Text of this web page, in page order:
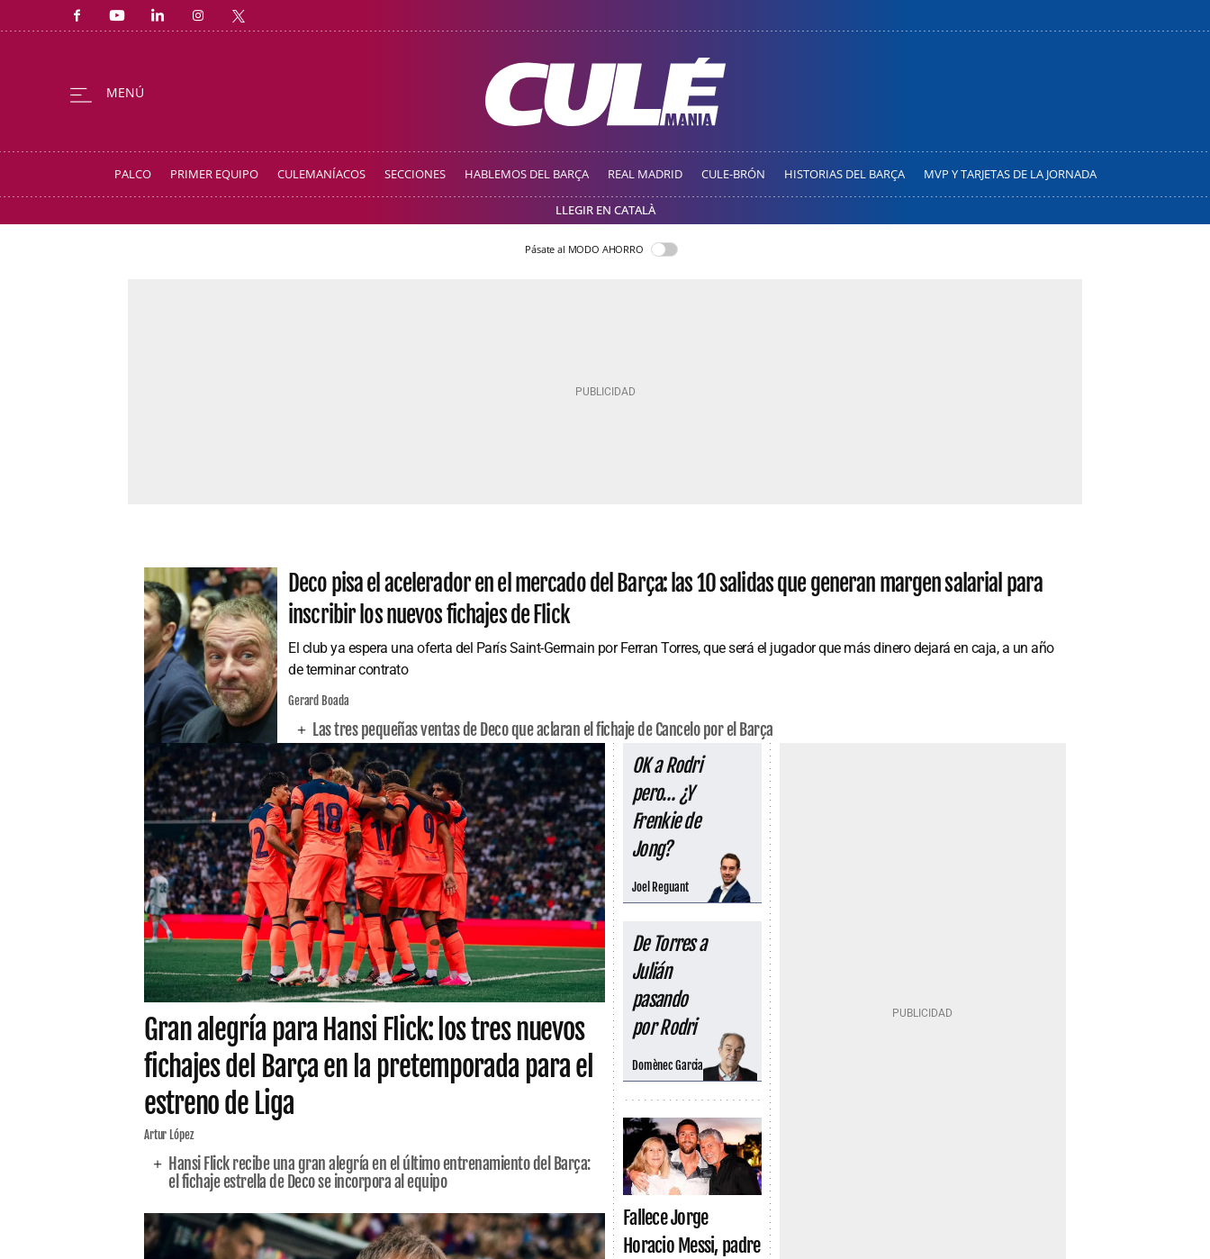
PALCO PRIMER EQUIPO CULEMANÍACOS SECCIONES HABLEMOS DEL BARÇA REAL MADRID CULE-BRÓN HISTORIAS DEL BARÇA MVP Y TARJETAS DE LA JORNADA
LLEGIR EN CATALÀ
Pásate al MODO AHORRO
Deco pisa el acelerador en el mercado del Barça: las 10 salidas que generan margen salarial para
inscribir los nuevos fichajes de Flick
El club ya espera una oferta del París Saint-Germain por Ferran Torres, que será el jugador que más dinero dejará en caja, a un año
de terminar contrato
Gerard Boada
Las tres pequeñas ventas de Deco que aclaran el fichaje de Cancelo por el Barça
Gran alegría para Hansi Flick: los tres nuevos
fichajes del Barça en la pretemporada para el
estreno de Liga
Artur López
Hansi Flick recibe una gran alegría en el último entrenamiento del Barça:
el fichaje estrella de Deco se incorpora al equipo
OK a Rodri
pero… ¿Y
Frenkie de
Jong?
Joel Reguant
De Torres a
Julián
pasando
por Rodri
Domènec Garcia
Fallece Jorge
Horacio Messi, padre